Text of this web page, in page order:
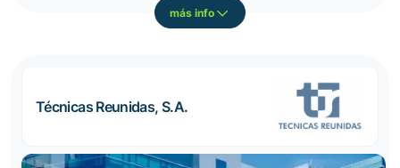
más info
Técnicas Reunidas, S.A.